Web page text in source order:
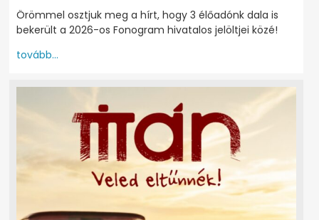
Örömmel osztjuk meg a hírt, hogy 3 élőadónk dala is
bekerült a 2026-os Fonogram hivatalos jelöltjei közé!
tovább...